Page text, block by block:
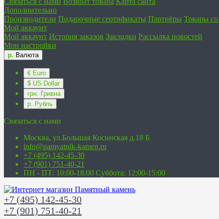
Дополнительно
Производители Подарочные сертификаты Партнёры Товары
Мой аккаунт
Мой аккаунт История заказов Закладки Рассылка новостей
Мои настройки
р. Валюта
€ Euro
$ US Dollar
грн. Гривна
р. Рубль
Связаться с нами
Москва, ул.Большая Косинская д.18 Б
info@pamyatnik-kamen.ru
+7 (495) 142-45-30
+7 (901) 751-40-21
ПН - ПТ: 10:00-18:00 Суббота: 12:00-15:00
+7 (495) 142-45-30
+7 (901) 751-40-21